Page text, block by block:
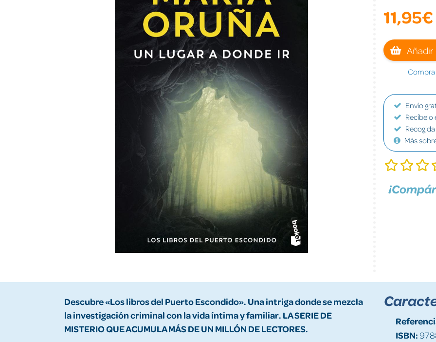
11,95€
Añadir
Compra
Envío
Recíbelo
Más
Descubre «Los libros del Puerto Escondido». Una intriga donde se mezcla
la investigación criminal con la vida íntima y familiar. LA SERIE DE
MISTERIO QUE ACUMULA MÁS DE UN MILLÓN DE LECTORES.
ISBN: